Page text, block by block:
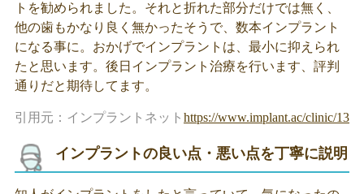
トを勧められました。それと折れた部分だけでは無く、
他の歯もかなり良く無かったそうで、数本インプラント
になる事に。おかげでインプラントは、最小に抑えられ
たと思います。後日インプラント治療を行います、評判
通りだと期待してます。
引用元：インプラントネット https://www.implant.ac/clinic/
インプラントの良い点・悪い点を丁寧に説明